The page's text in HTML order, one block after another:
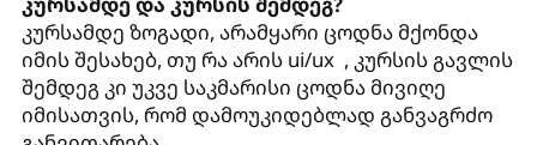
კურსამდე ზოგადი, არამყარი ცოდნა მქონდა
იმის შესახებ, თუ რა არის ui/ux , კურსის გავლის
შემდეგ კი უკვე საკმარისი ცოდნა მივიღე
იმისათვის, რომ დამოუკიდებლად განვაგრძო